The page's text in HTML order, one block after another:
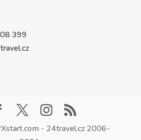
399
- 24travel.cz 2006-